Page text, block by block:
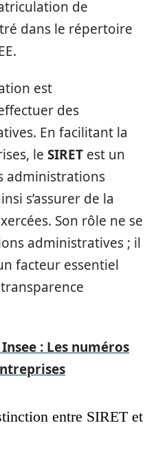
de
dans le répertoire
est
des
En facilitant la
le SIRET est un
administrations
s’assurer de la
Son rôle ne se
administratives ; il
facteur essentiel
: Les numéros
entre SIRET et